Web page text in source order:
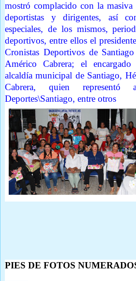
mostró complacido con la masiva
deportistas y dirigentes, así
especiales, de los mismos,
deportivos, entre ellos el
Cronistas Deportivos de
Américo Cabrera; el
alcaldía municipal de Santiago,
Cabrera, quien
Deportes\Santiago, entre otros
PIES DE FOTOS